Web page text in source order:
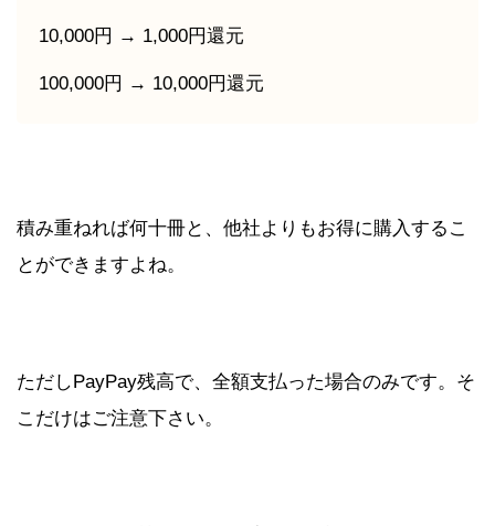
10,000円 → 1,000円還元
100,000円 → 10,000円還元
積み重ねれば何十冊と、他社よりもお得に購入するこ
とができますよね。
ただしPayPay残高で、全額支払った場合のみです。そ
こだけはご注意下さい。